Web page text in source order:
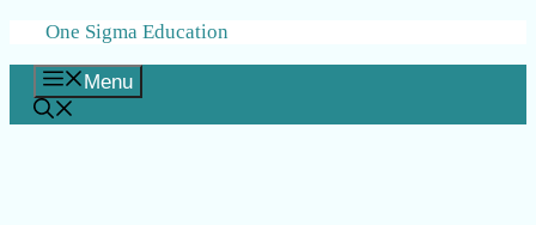
Skip
content
One Sigma Education
Menu